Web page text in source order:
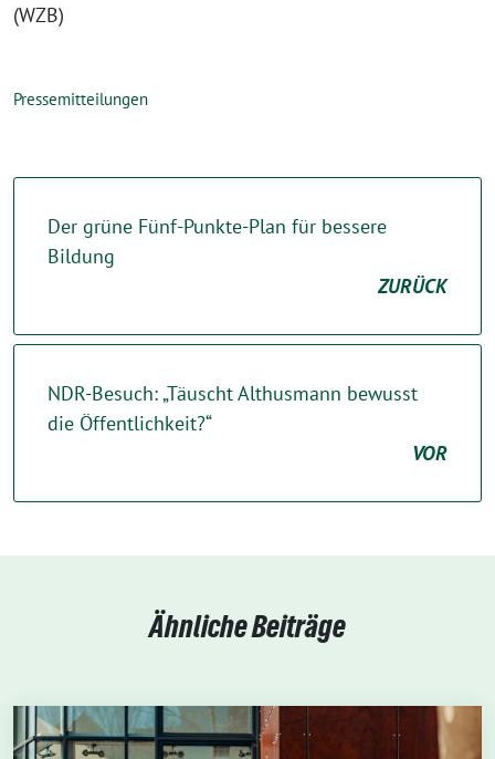
(WZB)
Pressemitteilungen
Der grüne Fünf-Punkte-Plan für bessere
Bildung
ZURÜCK
NDR-Besuch: „Täuscht Althusmann bewusst
die Öffentlichkeit?“
VOR
Ähnliche Beiträge